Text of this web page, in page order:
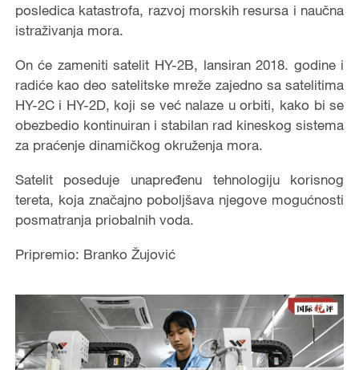
posledica katastrofa, razvoj morskih resursa i naučna
istraživanja mora.
On će zameniti satelit HY-2B, lansiran 2018. godine i
radiće kao deo satelitske mreže zajedno sa satelitima
HY-2C i HY-2D, koji se već nalaze u orbiti, kako bi se
obezbedio kontinuiran i stabilan rad kineskog sistema
za praćenje dinamičkog okruženja mora.
Satelit poseduje unapređenu tehnologiju korisnog
tereta, koja značajno poboljšava njegove mogućnosti
posmatranja priobalnih voda.
Pripremio: Branko Žujović